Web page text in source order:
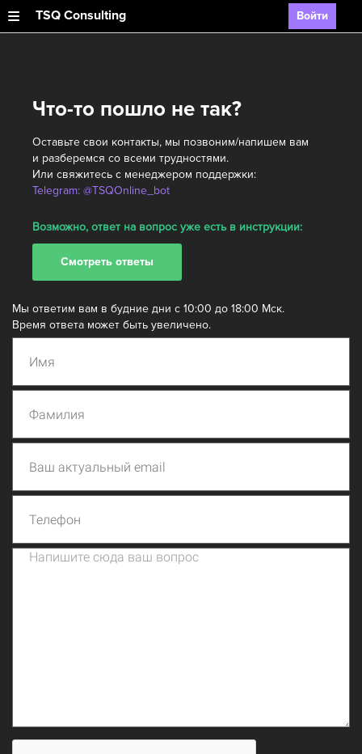
TSQ Consulting Войти
Что-то пошло не так?
Оставьте свои контакты, мы позвоним/напишем вам
и разберемся со всеми трудностями.
Или свяжитесь с менеджером поддержки:
Telegram: @TSQOnline_bot
Возможно, ответ на вопрос уже есть в инструкции:
Смотреть ответы
Мы ответим вам в будние дни с 10:00 до 18:00 Мск.
Время ответа может быть увеличено.